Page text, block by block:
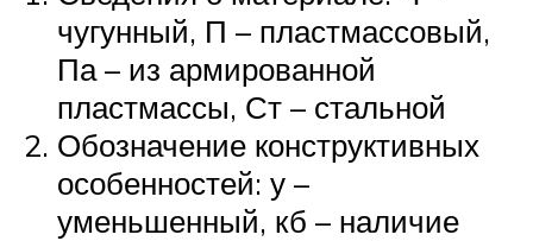
чугунный, П – пластмассовый,
Па – из армированной
пластмассы, Ст – стальной
Обозначение конструктивных
особенностей: у –
уменьшенный, кб – наличие